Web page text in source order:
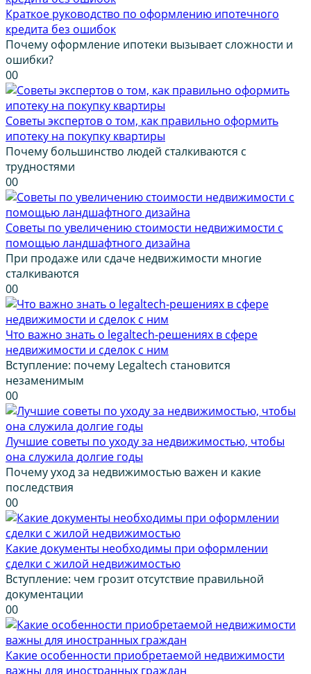
Краткое руководство по оформлению ипотечного
кредита без ошибок
Почему оформление ипотеки вызывает сложности и
ошибки?
00
Советы экспертов о том, как правильно оформить
ипотеку на покупку квартиры
Почему большинство людей сталкиваются с
трудностями
00
Советы по увеличению стоимости недвижимости с
помощью ландшафтного дизайна
При продаже или сдаче недвижимости многие
сталкиваются
00
Что важно знать о legaltech-решениях в сфере
недвижимости и сделок с ним
Вступление: почему Legaltech становится
незаменимым
00
Лучшие советы по уходу за недвижимостью, чтобы
она служила долгие годы
Почему уход за недвижимостью важен и какие
последствия
00
Какие документы необходимы при оформлении
сделки с жилой недвижимостью
Вступление: чем грозит отсутствие правильной
документации
00
Какие особенности приобретаемой недвижимости
важны для иностранных граждан